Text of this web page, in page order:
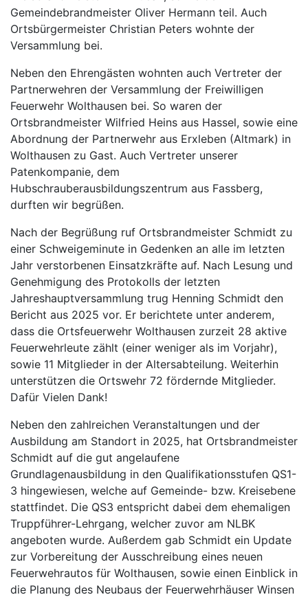
Gemeindebrandmeister Oliver Hermann teil. Auch
Ortsbürgermeister Christian Peters wohnte der
Versammlung bei.
Neben den Ehrengästen wohnten auch Vertreter der
Partnerwehren der Versammlung der Freiwilligen
Feuerwehr Wolthausen bei. So waren der
Ortsbrandmeister Wilfried Heins aus Hassel, sowie eine
Abordnung der Partnerwehr aus Erxleben (Altmark) in
Wolthausen zu Gast. Auch Vertreter unserer
Patenkompanie, dem
Hubschrauberausbildungszentrum aus Fassberg,
durften wir begrüßen.
Nach der Begrüßung ruf Ortsbrandmeister Schmidt zu
einer Schweigeminute in Gedenken an alle im letzten
Jahr verstorbenen Einsatzkräfte auf. Nach Lesung und
Genehmigung des Protokolls der letzten
Jahreshauptversammlung trug Henning Schmidt den
Bericht aus 2025 vor. Er berichtete unter anderem,
dass die Ortsfeuerwehr Wolthausen zurzeit 28 aktive
Feuerwehrleute zählt (einer weniger als im Vorjahr),
sowie 11 Mitglieder in der Altersabteilung. Weiterhin
unterstützen die Ortswehr 72 fördernde Mitglieder.
Dafür Vielen Dank!
Neben den zahlreichen Veranstaltungen und der
Ausbildung am Standort in 2025, hat Ortsbrandmeister
Schmidt auf die gut angelaufene
Grundlagenausbildung in den Qualifikationsstufen QS1-
3 hingewiesen, welche auf Gemeinde- bzw. Kreisebene
stattfindet. Die QS3 entspricht dabei dem ehemaligen
Truppführer-Lehrgang, welcher zuvor am NLBK
angeboten wurde. Außerdem gab Schmidt ein Update
zur Vorbereitung der Ausschreibung eines neuen
Feuerwehrautos für Wolthausen, sowie einen Einblick in
die Planung des Neubaus der Feuerwehrhäuser Winsen